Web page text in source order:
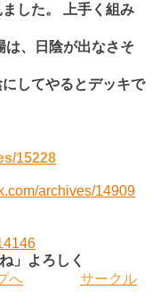
した。
上手く組み
は、日陰が出なさそ
してやるとデッキで
15228
archives/14909
」よろしく
へ
サークル